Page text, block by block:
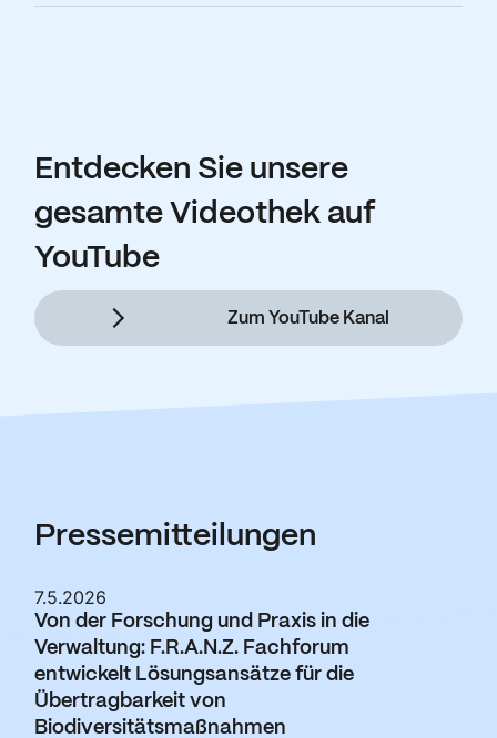
Entdecken Sie unsere
gesamte Videothek auf
YouTube
Zum YouTube Kanal
Pressemitteilungen
7.5.2026
Von der Forschung und Praxis in die
Verwaltung: F.R.A.N.Z. Fachforum
entwickelt Lösungsansätze für die
Übertragbarkeit von
Biodiversitätsmaßnahmen